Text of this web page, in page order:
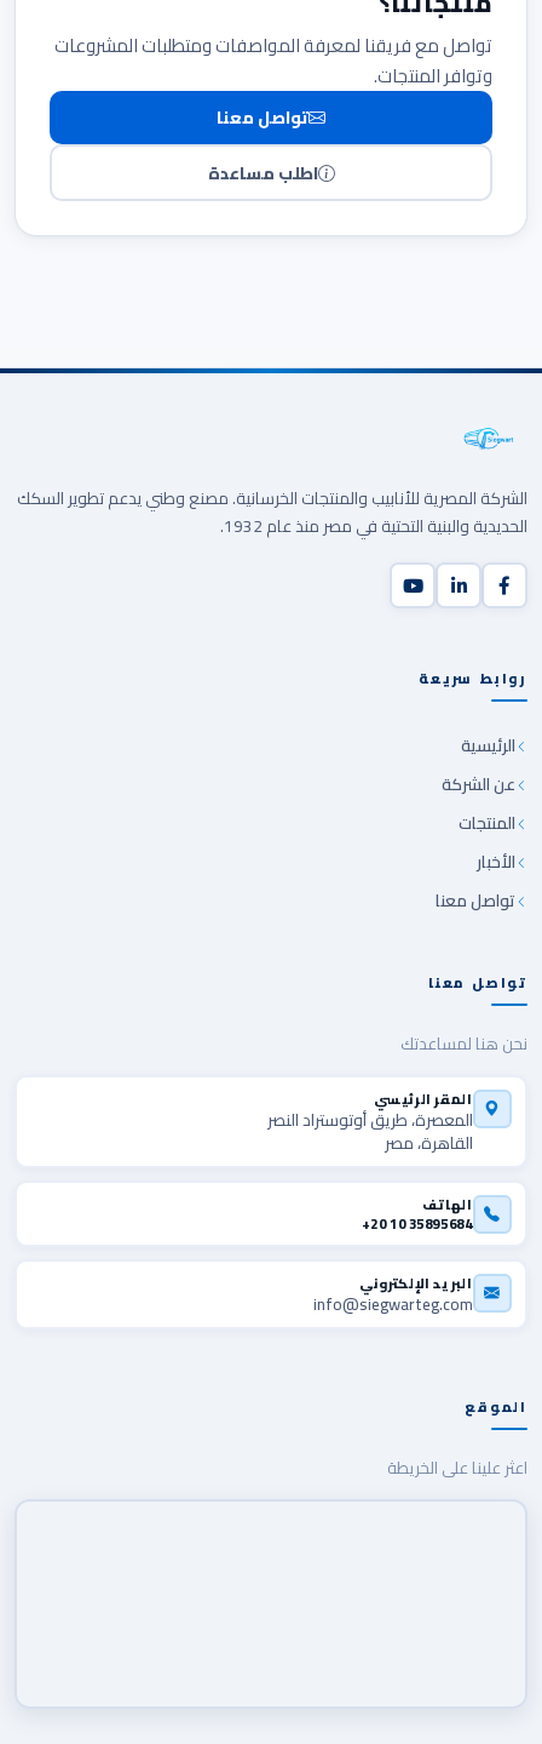
تواصل مع فريقنا لمعرفة المواصفات ومتطلبات المشروعات
وتوافر المنتجات.
تواصل معنا
اطلب مساعدة
الشركة المصرية للأنابيب والمنتجات الخرسانية. مصنع وطني يدعم تطوير السكك
الحديدية والبنية التحتية في مصر منذ عام 1932.
روابط سريعة
الرئيسية
عن الشركة
المنتجات
الأخبار
تواصل معنا
تواصل معنا
نحن هنا لمساعدتك
المقر الرئيسي
المعصرة، طريق أوتوستراد النصر
القاهرة، مصر
الهاتف
+20 10 35895684
البريد الإلكتروني
info@siegwarteg.com
الموقع
اعثر علينا على الخريطة